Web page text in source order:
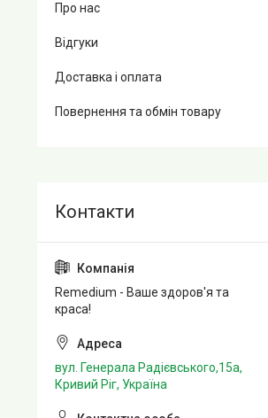
Про нас
Відгуки
Доставка і оплата
Повернення та обмін товару
Remedium - Ваше здоров'я та
краса!
вул. Генерала Радієвського,15а,
Кривий Ріг, Україна